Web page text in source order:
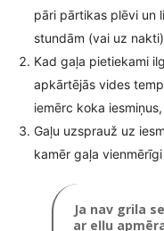
pāri pārtikas plēvi un
stundām (vai uz
Kad gaļa pietiekami
apkārtējās vides
iemērc koka
Gaļu uzsprauž uz
kamēr gaļa
Ja nav grila
ar eļļu